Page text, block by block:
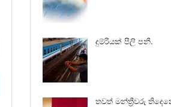
දුම්රියක් පීලි පනී.
තවත් මන්ත්‍රීවරු